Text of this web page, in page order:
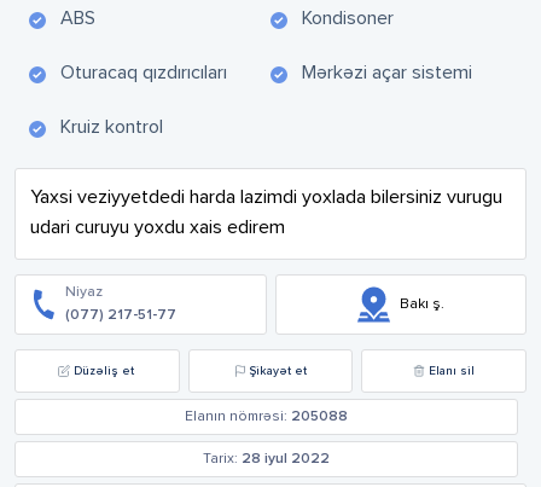
ABS Kondisoner
Oturacaq qızdırıcıları Mərkəzi açar sistemi
Kruiz kontrol
Yaxsi veziyyetdedi harda lazimdi yoxlada bilersiniz vurugu
udari curuyu yoxdu xais edirem
Niyaz
(077) 217-51-77
Bakı ş.
Düzəliş et Şikayət et Elanı sil
Elanın nömrəsi: 205088
Tarix: 28 iyul 2022